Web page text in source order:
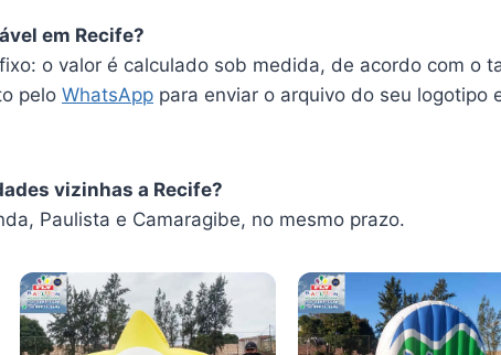
em Recife?
o valor é calculado sob medida, de acordo com o
pelo WhatsApp para enviar o arquivo do seu logotipo
vizinhas a Recife?
Paulista e Camaragibe, no mesmo prazo.